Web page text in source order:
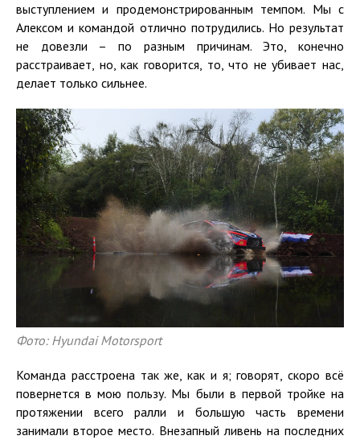
выступлением и продемонстрированным темпом. Мы с
Алексом и командой отлично потрудились. Но результат
не довезли – по разным причинам. Это, конечно
расстраивает, но, как говорится, то, что не убивает нас,
делает только сильнее.
Фото: Hyundai Motorsport
Команда расстроена так же, как и я; говорят, скоро всё
повернется в мою пользу. Мы были в первой тройке на
протяжении всего ралли и большую часть времени
занимали второе место. Внезапный ливень на последних